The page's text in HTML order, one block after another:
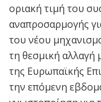
οριακή τιμή του
αναπροσαρμογής
του νέου
τη θεσμική αλλαγή
της Ευρωπαϊκής
την επόμενη